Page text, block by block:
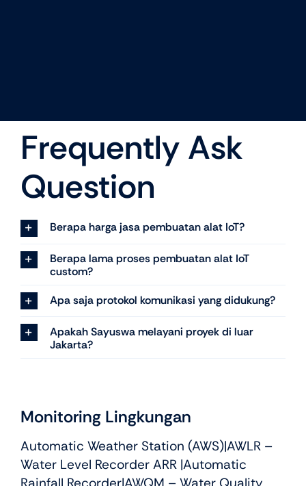
Frequently Ask
Question
Berapa harga jasa pembuatan alat IoT?
Berapa lama proses pembuatan alat IoT
custom?
Apa saja protokol komunikasi yang didukung?
Apakah Sayuswa melayani proyek di luar
Jakarta?
Monitoring Lingkungan
Automatic Weather Station (AWS)|AWLR –
Water Level Recorder ARR|Automatic